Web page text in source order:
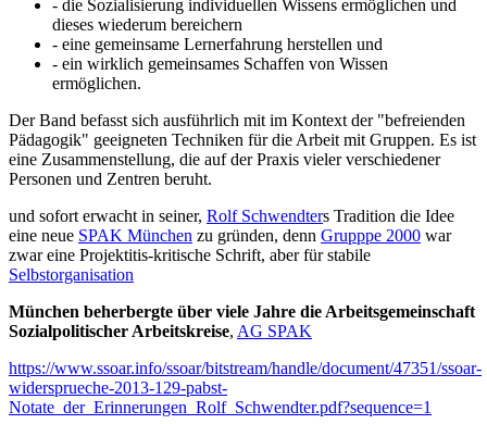
- die Sozialisierung individuellen Wissens ermöglichen und
dieses wiederum bereichern
- eine gemeinsame Lernerfahrung herstellen und
- ein wirklich gemeinsames Schaffen von Wissen
ermöglichen.
Der Band befasst sich ausführlich mit im Kontext der "befreienden
Pädagogik" geeigneten Techniken für die Arbeit mit Gruppen. Es ist
eine Zusammenstellung, die auf der Praxis vieler verschiedener
Personen und Zentren beruht.
und sofort erwacht in seiner, Rolf Schwendters Tradition die Idee
eine neue SPAK München zu gründen, denn Grupppe 2000 war
zwar eine Projektitis-kritische Schrift, aber für stabile
Selbstorganisation
München beherbergte über viele Jahre die Arbeitsgemeinschaft
Sozialpolitischer Arbeitskreise, AG SPAK
https://www.ssoar.info/ssoar/bitstream/handle/document/47351/ssoar-
widersprueche-2013-129-pabst-
Notate_der_Erinnerungen_Rolf_Schwendter.pdf?sequence=1